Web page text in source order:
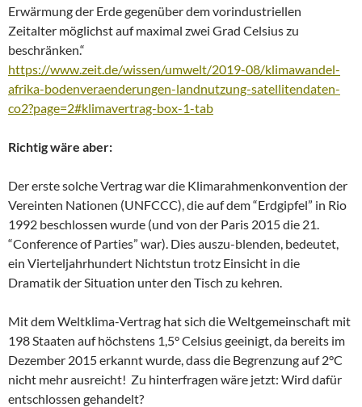
Erwärmung der Erde gegenüber dem vorindustriellen
Zeitalter möglichst auf maximal zwei Grad Celsius zu
beschränken.“
https://www.zeit.de/wissen/umwelt/2019-08/klimawandel-
afrika-bodenveraenderungen-landnutzung-satellitendaten-
co2?page=2#klimavertrag-box-1-tab
Richtig wäre aber:
Der erste solche Vertrag war die Klimarahmenkonvention der
Vereinten Nationen (UNFCCC), die auf dem “Erdgipfel” in Rio
1992 beschlossen wurde (und von der Paris 2015 die 21.
“Conference of Parties” war). Dies auszu-blenden, bedeutet,
ein Vierteljahrhundert Nichtstun trotz Einsicht in die
Dramatik der Situation unter den Tisch zu kehren.
Mit dem Weltklima-Vertrag hat sich die Weltgemeinschaft mit
198 Staaten auf höchstens 1,5° Celsius geeinigt, da bereits im
Dezember 2015 erkannt wurde, dass die Begrenzung auf 2°C
nicht mehr ausreicht! Zu hinterfragen wäre jetzt: Wird dafür
entschlossen gehandelt?